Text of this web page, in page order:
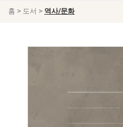
홈 > 도서 > 역사/문화